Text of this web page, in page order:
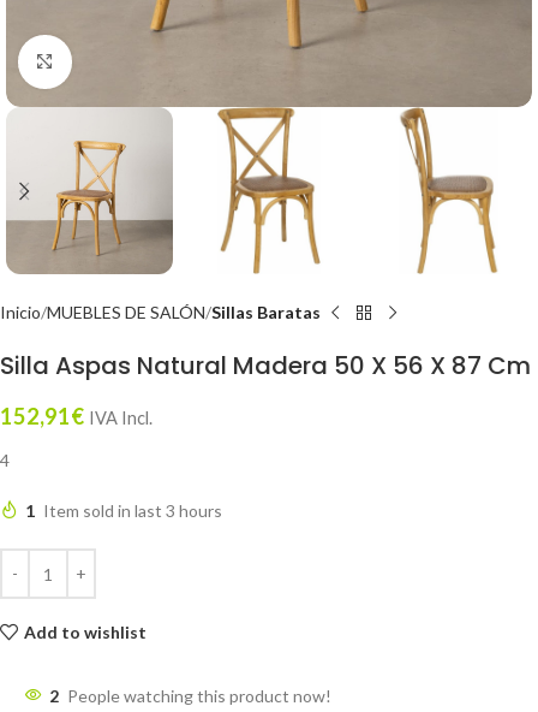
Click to enlarge
Inicio MUEBLES DE SALÓN Sillas Baratas
Silla Aspas Natural Madera 50 X 56 X 87 Cm
152,91€ IVA Incl.
4
1 Item sold in last 3 hours
Add to wishlist
2 People watching this product now!